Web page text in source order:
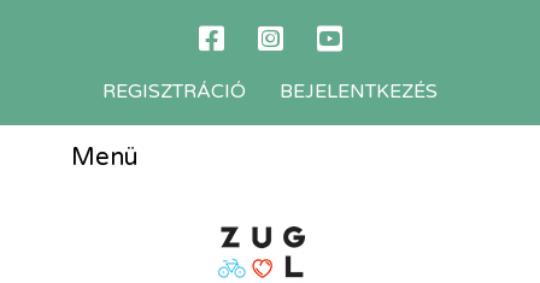
REGISZTRÁCIÓ BEJELENTKEZÉS
Menü